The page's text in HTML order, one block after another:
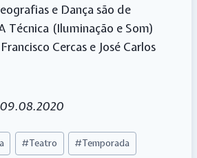
e Dança são de
(Iluminação e Som)
Cercas e José Carlos
#Teatro #Temporada